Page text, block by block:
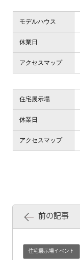
モデルハウス
休業日
アクセスマップ
住宅展示場
休業日
アクセスマップ
前の記事
住宅展示場イベント